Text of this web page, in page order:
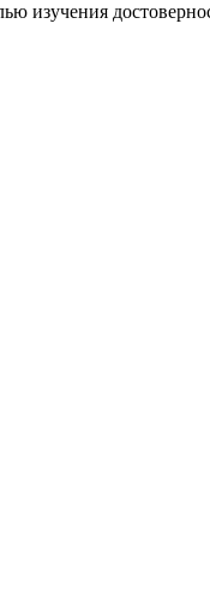
изучения